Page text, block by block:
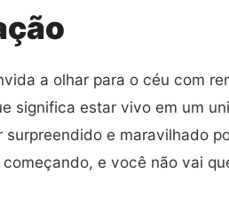
a olhar para o céu com
significa estar vivo em um
e maravilhado
e você não vai